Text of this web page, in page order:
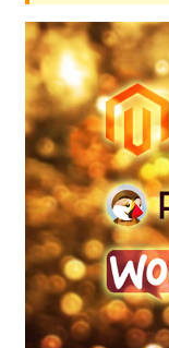
Ordlista
Paketering
Manualer